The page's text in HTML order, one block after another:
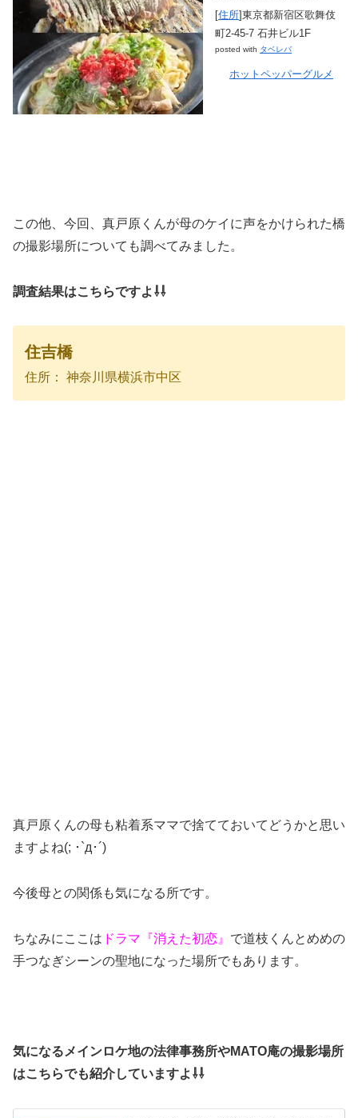
[住所]東京都新宿区歌舞伎
町2-45-7 石井ビル1F
posted with タベレバ
ホットペッパーグルメ
この他、今回、真戸原くんが母のケイに声をかけられた橋
の撮影場所についても調べてみました。
調査結果はこちらですよ⇩⇩
住吉橋
住所： 神奈川県横浜市中区
真戸原くんの母も粘着系ママで捨てておいてどうかと思い
ますよね(; ･`д･´)
今後母との関係も気になる所です。
ちなみにここは ドラマ『消えた初恋』 で道枝くんとめめの
手つなぎシーンの聖地になった場所でもあります。
気になるメインロケ地の法律事務所やMATO庵の撮影場所
はこちらでも紹介していますよ⇩⇩